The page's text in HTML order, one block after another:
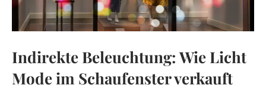
Indirekte Beleuchtung: Wie Licht
Mode im Schaufenster verkauft